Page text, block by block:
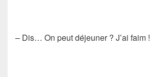
– Dis… On peut déjeuner ? J’ai faim !